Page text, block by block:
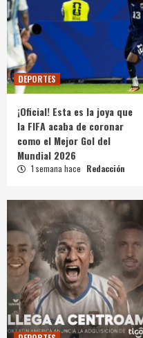
DEPORTES
¡Oficial! Esta es la joya que
la FIFA acaba de coronar
como el Mejor Gol del
Mundial 2026
1 semana hace Redacción